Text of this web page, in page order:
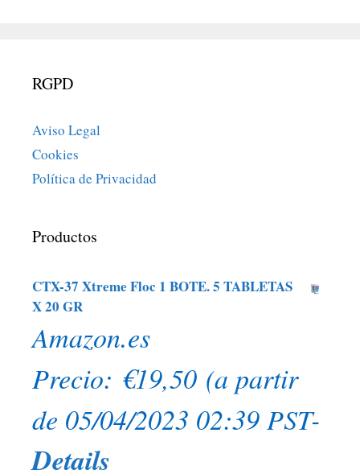
RGPD
Aviso Legal
Cookies
Política de Privacidad
Productos
CTX-37 Xtreme Floc 1 BOTE. 5 TABLETAS
X 20 GR
Amazon.es
Precio: €19,50 (a partir
de 05/04/2023 02:39 PST-
Details